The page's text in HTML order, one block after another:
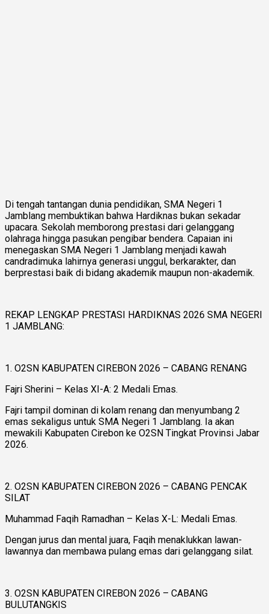
Di tengah tantangan dunia pendidikan, SMA Negeri 1
Jamblang membuktikan bahwa Hardiknas bukan sekadar
upacara. Sekolah memborong prestasi dari gelanggang
olahraga hingga pasukan pengibar bendera. Capaian ini
menegaskan SMA Negeri 1 Jamblang menjadi kawah
candradimuka lahirnya generasi unggul, berkarakter, dan
berprestasi baik di bidang akademik maupun non-akademik.
REKAP LENGKAP PRESTASI HARDIKNAS 2026 SMA NEGERI
1 JAMBLANG:
1. O2SN KABUPATEN CIREBON 2026 – CABANG RENANG
Fajri Sherini – Kelas XI-A: 2 Medali Emas.
Fajri tampil dominan di kolam renang dan menyumbang 2
emas sekaligus untuk SMA Negeri 1 Jamblang. Ia akan
mewakili Kabupaten Cirebon ke O2SN Tingkat Provinsi Jabar
2026.
2. O2SN KABUPATEN CIREBON 2026 – CABANG PENCAK
SILAT
Muhammad Faqih Ramadhan – Kelas X-L: Medali Emas.
Dengan jurus dan mental juara, Faqih menaklukkan lawan-
lawannya dan membawa pulang emas dari gelanggang silat.
3. O2SN KABUPATEN CIREBON 2026 – CABANG
BULUTANGKIS